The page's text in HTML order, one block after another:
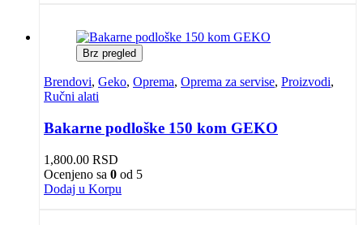
Brz pregled
Brendovi, Geko, Oprema, Oprema za servise, Proizvodi,
Ručni alati
Bakarne podloške 150 kom GEKO
1,800.00 RSD
Ocenjeno sa 0 od 5
Dodaj u Korpu